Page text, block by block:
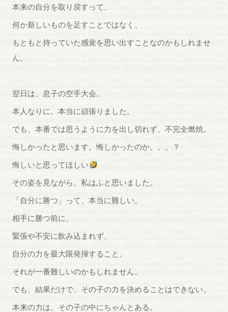
本来の自分を取り戻すって、
何か新しいものを足すことではなく、
もともと持っていた感覚を思い出すことなのかもしれませ
ん。
翌日は、息子の空手大会。
本人なりに、本当に頑張りました。
でも、本番では思うように力を出し切れず、不完全燃焼。
悔しかったと思います。悔しかったのか。。。？
悔しいと思ってほしい
その姿を見ながら、私はふと思いました。
「自分に勝つ」って、本当に難しい。
相手に勝つ前に、
緊張や不安に飲み込まれず、
自分の力を最大限発揮すること。
それが一番難しいのかもしれません。
でも、結果だけで、その子の力を決めることはできない。
本来の力は、その子の中にちゃんとある。